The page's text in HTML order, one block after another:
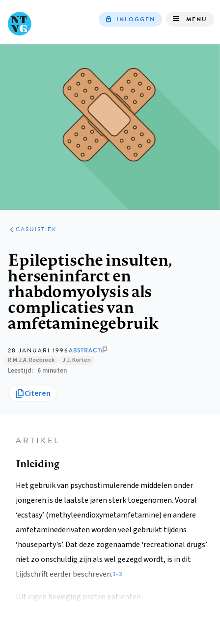
INLOGGEN MENU
ARTIKELEN
PRAKTIJK
CASUÏSTIEK
Epileptische insulten,
herseninfarct en
rhabdomyolysis als
complicaties van
amfetaminegebruik
28 JANUARI 1996ABSTRACT
R.M.J.A. Roebroek J.J. Korten
Leestijd 6 minuten
Citeren
ARTIKEL
Inleiding
Het gebruik van psychostimulerende middelen onder
jongeren is de laatste jaren sterk toegenomen. Vooral
‘ecstasy’ (methyleendioxymetamfetamine) en andere
amfetaminederivaten worden veel gebruikt tijdens
‘houseparty's’. Dat deze zogenaamde ‘recreational drugs’
niet zo onschuldig zijn als wel gezegd wordt, is in dit
tijdschrift eerder beschreven.1-3
Uit eigen beweging praten patiënten…